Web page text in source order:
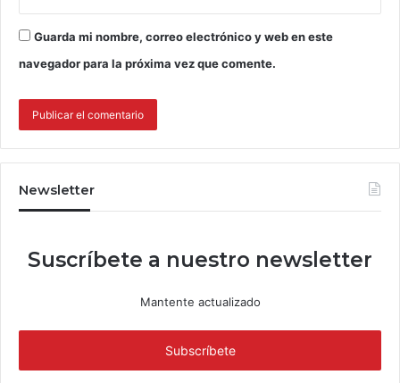
Guarda mi nombre, correo electrónico y web en este
navegador para la próxima vez que comente.
Newsletter
Suscríbete a nuestro newsletter
Mantente actualizado